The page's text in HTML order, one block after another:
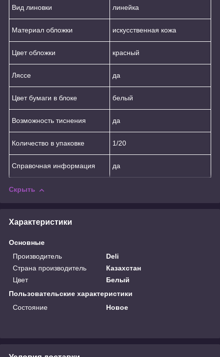
Вид линовки линейка
Материал обложки искусственная кожа
Цвет обложки красный
Ляссе да
Цвет бумаги в блоке белый
Возможность тиснения да
Количество в упаковке 1/20
Справочная информация да
Скрыть
Характеристики
Основные
Производитель
Deli
Страна производитель
Казахстан
Цвет
Белый
Пользовательские характеристики
Состояние
Новое